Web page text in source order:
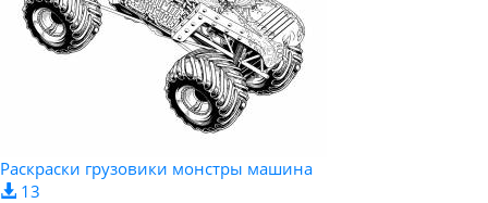
Раскраски грузовики монстры машина
13